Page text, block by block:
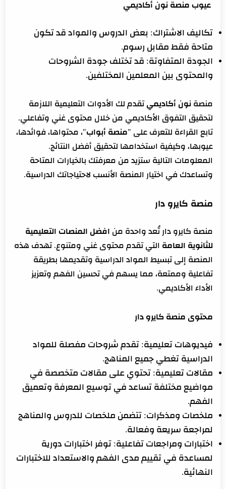
عيوب منصة نون أكاديمي
تكاليف الاشتراك: بعض الدروس والمواد قد تكون
متاحة فقط مقابل رسوم.
الجودة المتفاوتة: قد تختلف جودة الشروحات
والمحتوى بين المعلمين المختلفين.
منصةنون أكاديمي تقدم لك الأدوات التعليمية اللازمة
لتحقيق التفوق الأكاديمي من خلال محتوى غني وتفاعلي.
تابع القراءة للتعرف على "منصة أبواب"، محتواها، فوائدها،
عيوبها، وكيفية استخدامها لتحقيق أفضل النتائج.
المعلومات التالية ستزيد من معرفتك بالخيارات المتاحة
وتساعدك في اختيار المنصة الأنسب لاحتياجاتك الدراسية.
منصة كايرو دار
منصة كايرو دار تُعد واحدة من افضل المنصات التعليمية
للثانوية العامة التي تقدم محتوى غني ومتنوع. تهدف هذه
المنصة إلى تبسيط المواد الدراسية وتقديمها بطريقة
تفاعلية وممتعة، مما يسهم في تحسين الفهم وتعزيز
الأداء الأكاديمي.
محتوى منصة كايرو دار
فيديوهات تعليمية: تقدم شروحات مفصلة للمواد
الدراسية تغطي جميع المناهج.
مقالات تعليمية: تحتوي على مقالات متخصصة في
مواضيع مختلفة تساعد في توسيع المعرفة وتعميق
الفهم.
ملخصات ومذكرات: تتضمن ملخصات للدروس والمناهج
لمراجعة سريعة وفعالة.
اختبارات ومراجعات تفاعلية: توفر اختبارات دورية
لمساعدة في تقييم مدى الفهم والاستعداد للاختبارات
النهائية.